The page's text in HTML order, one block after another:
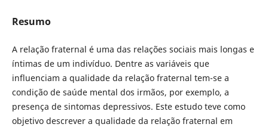
Resumo
A relação fraternal é uma das relações sociais mais longas e
íntimas de um indivíduo. Dentre as variáveis que
influenciam a qualidade da relação fraternal tem-se a
condição de saúde mental dos irmãos, por exemplo, a
presença de sintomas depressivos. Este estudo teve como
objetivo descrever a qualidade da relação fraternal em